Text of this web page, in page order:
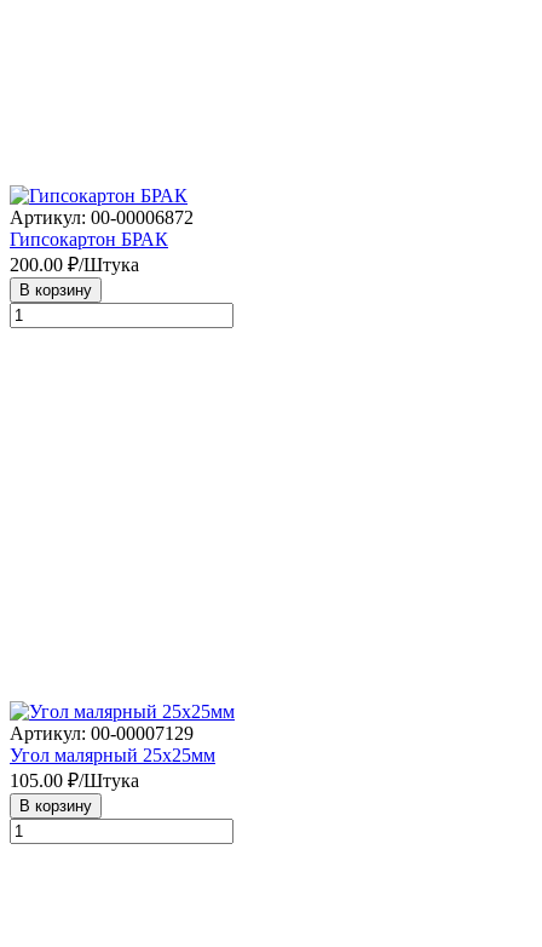
Артикул: 00-00006872
Гипсокартон БРАК
200.00 ₽/Штука
В корзину
Артикул: 00-00007129
Угол малярный 25х25мм
105.00 ₽/Штука
В корзину